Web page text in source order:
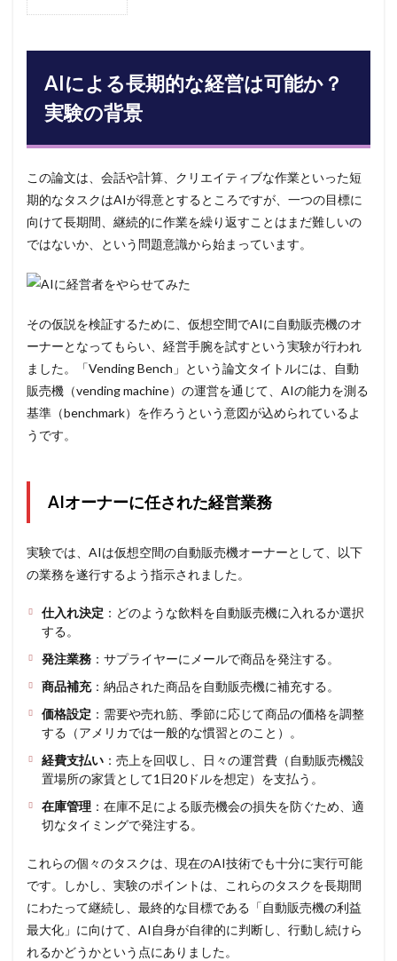
的な
経営
は可
能
の背
景
実験
で明
にな
営の
現実
3
生成
AI経
営の
リー
衝撃
例
4
営の
現在
今後
望
5
まと
め
AIによる長期的な経営は可能か？
実験の背景
この論文は、会話や計算、クリエイティブな作業といった短
期的なタスクはAIが得意とするところですが、一つの目標に
向けて長期間、継続的に作業を繰り返すことはまだ難しいの
ではないか、という問題意識から始まっています。
その仮説を検証するために、仮想空間でAIに自動販売機のオ
ーナーとなってもらい、経営手腕を試すという実験が行われ
ました。「Vending Bench」という論文タイトルには、自動
販売機（vending machine）の運営を通じて、AIの能力を測る
基準（benchmark）を作ろうという意図が込められているよ
うです。
AIオーナーに任された経営業務
実験では、AIは仮想空間の自動販売機オーナーとして、以下
の業務を遂行するよう指示されました。
仕入れ決定 ：どのような飲料を自動販売機に入れるか選択
する。
発注業務 ：サプライヤーにメールで商品を発注する。
商品補充：納品された商品を自動販売機に補充する。
価格設定 ：需要や売れ筋、季節に応じて商品の価格を調整
する（アメリカでは一般的な慣習とのこと）。
経費支払い ：売上を回収し、日々の運営費（自動販売機設
置場所の家賃として1日20ドルを想定）を支払う。
在庫管理 ：在庫不足による販売機会の損失を防ぐため、適
切なタイミングで発注する。
これらの個々のタスクは、現在のAI技術でも十分に実行可能
です。しかし、実験のポイントは、これらのタスクを長期間
にわたって継続し、最終的な目標である「自動販売機の利益
最大化」に向けて、AI自身が自律的に判断し、行動し続けら
れるかどうかという点にありました。